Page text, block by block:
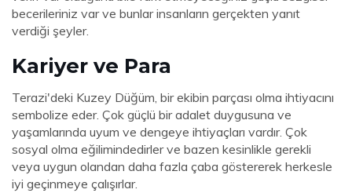
becerileriniz var ve bunlar insanların gerçekten yanıt
verdiği şeyler.
Kariyer ve Para
Terazi'deki Kuzey Düğüm, bir ekibin parçası olma ihtiyacını
sembolize eder. Çok güçlü bir adalet duygusuna ve
yaşamlarında uyum ve dengeye ihtiyaçları vardır. Çok
sosyal olma eğilimindedirler ve bazen kesinlikle gerekli
veya uygun olandan daha fazla çaba göstererek herkesle
iyi geçinmeye çalışırlar.